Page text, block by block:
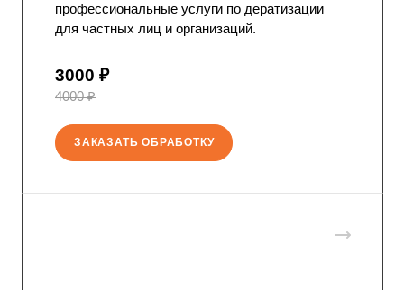
профессиональные услуги по дератизации
для частных лиц и организаций.
3000 ₽
4000 ₽
ЗАКАЗАТЬ ОБРАБОТКУ